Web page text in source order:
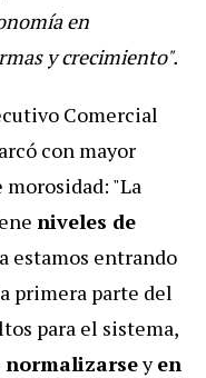
en
y crecimiento".
Comercial
con mayor
"La
niveles de
estamos entrando
primera parte del
para el sistema,
normalizarseyen